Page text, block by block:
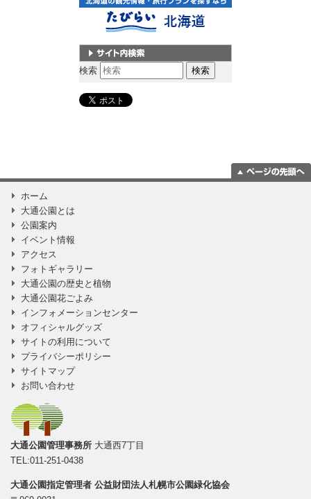
サイト内検索
検索
ホーム
大通公園とは
公園案内
イベント情報
アクセス
フォトギャラリー
大通公園の歴史と植物
大通公園花ごよみ
インフォメーションセンター
オフィシャルグッズ
サイトの利用について
プライバシーポリシー
サイトマップ
お問い合わせ
大通公園管理事務所 大通西7丁目
TEL:011-251-0438
大通公園指定管理者 公益財団法人札幌市公園緑化協会